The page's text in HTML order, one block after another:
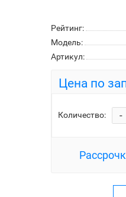
Рейтинг:
Модель:
Артикул:
Цена по
Количество: -